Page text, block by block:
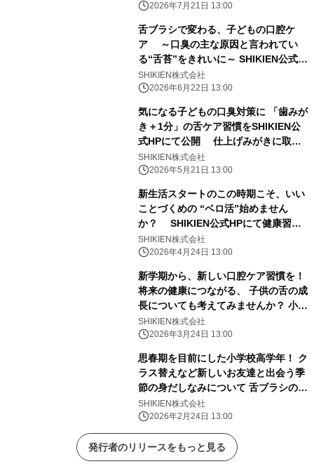
2026年7月21日 13:00
舌ブラシで変わる、子どもの口腔ケ
ア ～口臭の主な原因と言われてい
る“舌苔”をきれいに～ SHIKIEN公式
HPにて「舌ケア習慣」の情報を公開
SHIKIEN株式会社
2026年6月22日 13:00
気になる子どもの口臭対策に 「歯みが
き＋1分」の舌ケア習慣をSHIKIEN公
式HPにて公開 仕上げみがきに取り
入れやすい、親子で始める新しい口内
ケア
SHIKIEN株式会社
2026年5月21日 13:00
新生活スタートのこの時期こそ、いい
ことづくめの “ベロ活”始めません
か？ SHIKIEN公式HPにて健康習慣
「ベロ活」の情報を公開
SHIKIEN株式会社
2026年4月24日 13:00
新学期から、新しい口腔ケア習慣を！
将来の健康につながる、 子供の舌の成
長についても考えてみませんか？ 小学
校の6年間は舌の発達において最も重
要な時期
SHIKIEN株式会社
2026年3月24日 13:00
思春期を目前にした小学校高学年！ ク
ラス替えなど新しいお友達と出会う季
節の身だしなみについて 舌ブラシのシ
キエンが保護者720名にアンケート実
施！
SHIKIEN株式会社
2026年2月24日 13:00
発行者のリリースをもっと見る